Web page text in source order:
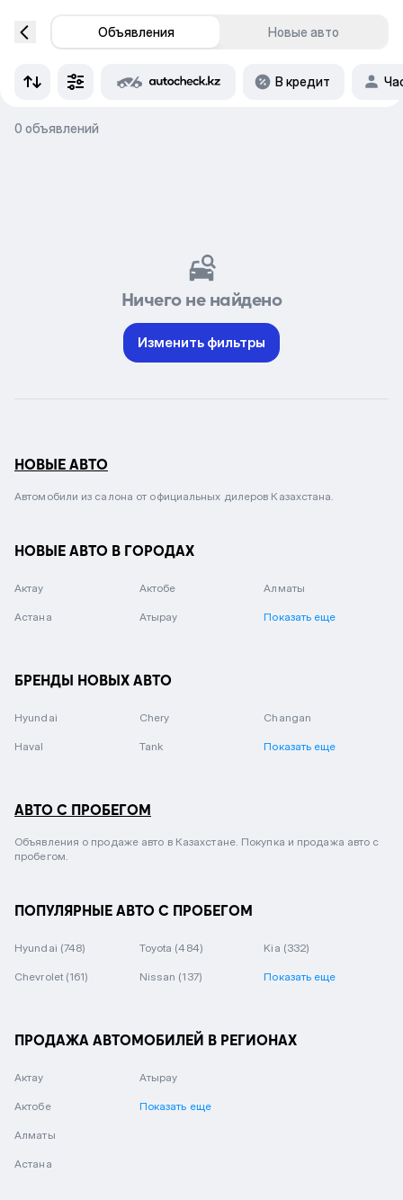
Объявления Новые авто
В кредит
0 объявлений
Ничего не найдено
Изменить фильтры
НОВЫЕ АВТО
Автомобили из салона от официальных дилеров Казахстана.
НОВЫЕ АВТО В ГОРОДАХ
Актау Актобе Алматы
Астана Атырау Показать еще
БРЕНДЫ НОВЫХ АВТО
Hyundai Chery Changan
Haval Tank Показать еще
АВТО С ПРОБЕГОМ
Объявления о продаже авто в Казахстане. Покупка и продажа авто с
пробегом.
ПОПУЛЯРНЫЕ АВТО С ПРОБЕГОМ
Hyundai (748) Toyota (484) Kia (332)
Chevrolet (161) Nissan (137) Показать еще
ПРОДАЖА АВТОМОБИЛЕЙ В РЕГИОНАХ
Актау
Актобе
Алматы
Астана
Атырау
Показать еще